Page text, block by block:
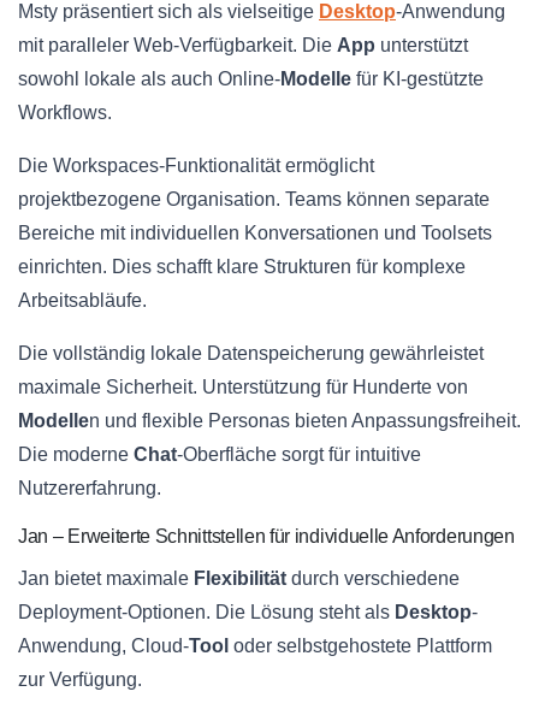
Msty präsentiert sich als vielseitige Desktop-Anwendung
mit paralleler Web-Verfügbarkeit. Die App unterstützt
sowohl lokale als auch Online-Modelle für KI-gestützte
Workflows.
Die Workspaces-Funktionalität ermöglicht
projektbezogene Organisation. Teams können separate
Bereiche mit individuellen Konversationen und Toolsets
einrichten. Dies schafft klare Strukturen für komplexe
Arbeitsabläufe.
Die vollständig lokale Datenspeicherung gewährleistet
maximale Sicherheit. Unterstützung für Hunderte von
Modellen und flexible Personas bieten Anpassungsfreiheit.
Die moderne Chat-Oberfläche sorgt für intuitive
Nutzererfahrung.
Jan – Erweiterte Schnittstellen für individuelle Anforderungen
Jan bietet maximale Flexibilität durch verschiedene
Deployment-Optionen. Die Lösung steht als Desktop-
Anwendung, Cloud-Tool oder selbstgehostete Plattform
zur Verfügung.